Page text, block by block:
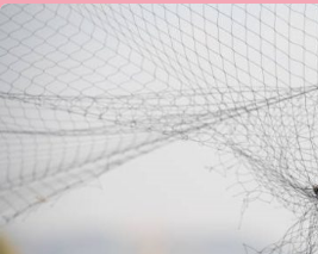
ರಮೇಶ
ಸಿ
ಬನ್ನಿಕೊಪ್ಪ
ಹಲಗೇರಿ
ಅವರ
ಹೊಸ
ಕವಿತೆ-
ಕಾಲನ